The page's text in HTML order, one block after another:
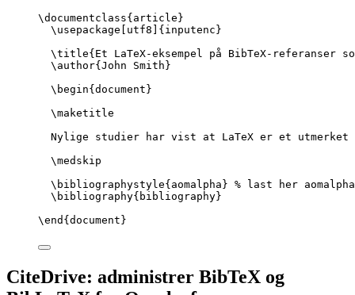
\documentclass{ article }
\usepackage
utf8 ]{ inputenc }
\title{Et LaTeX-eksempel på BibTeX-
\author{John Smith}
\begin{ document }
\maketitle
Nylige studier har vist at LaTeX er et utmerket
\medskip
\bibliographystyle{aomalpha} % last her
\bibliography{bibliography}
\end { document }
CiteDrive: administrer BibTeX og